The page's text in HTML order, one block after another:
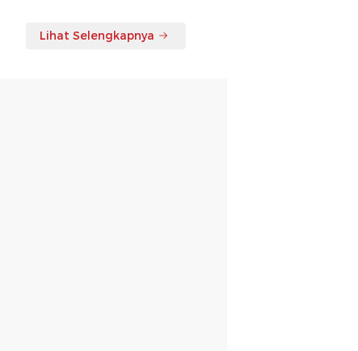
Lihat Selengkapnya